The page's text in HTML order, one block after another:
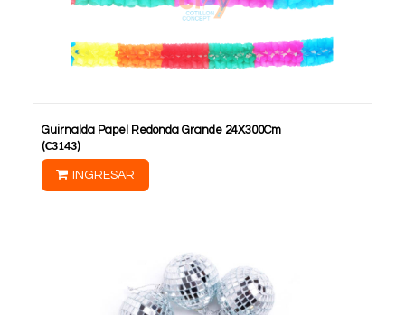
Guirnalda Papel Redonda Grande 24X300Cm
(C3143)
INGRESAR